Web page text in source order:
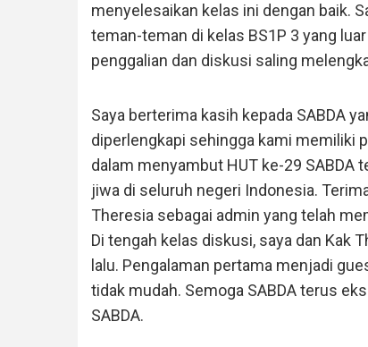
menyelesaikan kelas ini dengan baik.
teman-teman di kelas BS1P 3 yang
penggalian dan diskusi saling
Saya berterima kasih kepada SABDA
diperlengkapi sehingga kami memiliki
dalam menyambut HUT ke-29 SABDA
jiwa di seluruh negeri Indonesia.
Theresia sebagai admin yang telah
Di tengah kelas diskusi, saya dan Kak
lalu. Pengalaman pertama menjadi
tidak mudah. Semoga SABDA terus
SABDA.